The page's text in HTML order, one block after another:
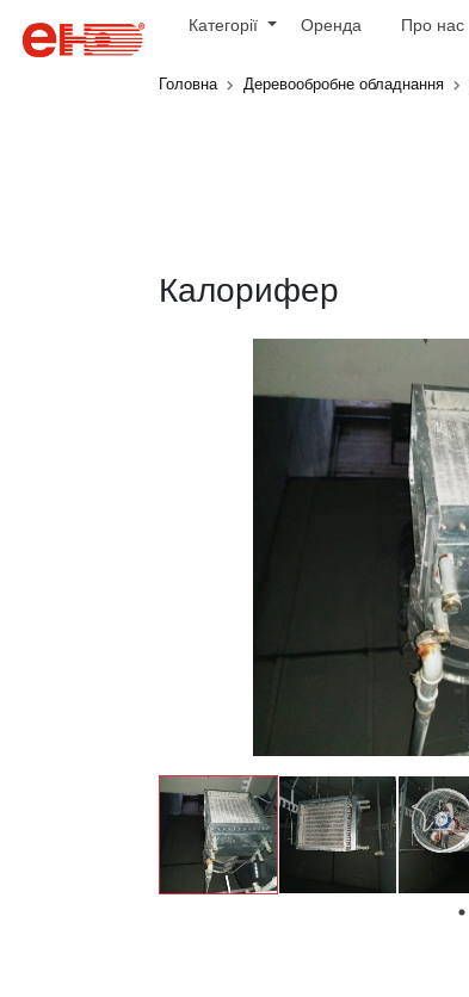
Категорії Оренда Про нас
Головна Деревообробне обладнання
Калорифер